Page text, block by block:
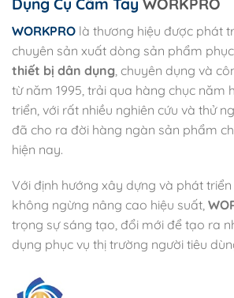
Dụng Cụ Cầm Tay WORKPRO
WORKPRO là thương hiệu được phát
chuyên sản xuất dòng sản phẩm
thiết bị dân dụng , chuyên dụng và
từ năm 1995, trải qua hàng chục năm
triển, với rất nhiều nghiên cứu và thử
đã cho ra đời hàng ngàn sản phẩm
hiện nay.
Với định hướng xây dựng và phát
không ngừng nâng cao hiệu suất,
trọng sự sáng tạo, đổi mới để tạo ra
dụng phục vụ thị trường người tiêu